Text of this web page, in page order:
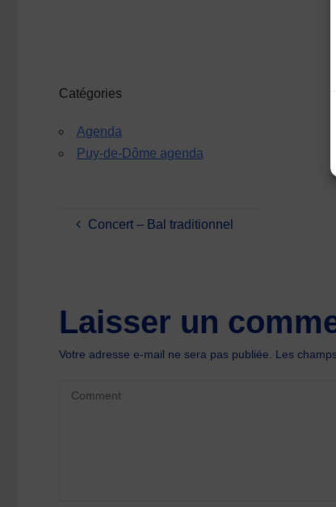
Catégories
Agenda
Puy-de-Dôme agenda
Concert – Bal traditionnel
Laisser un
Votre adresse e-mail ne sera pas publiée. Les